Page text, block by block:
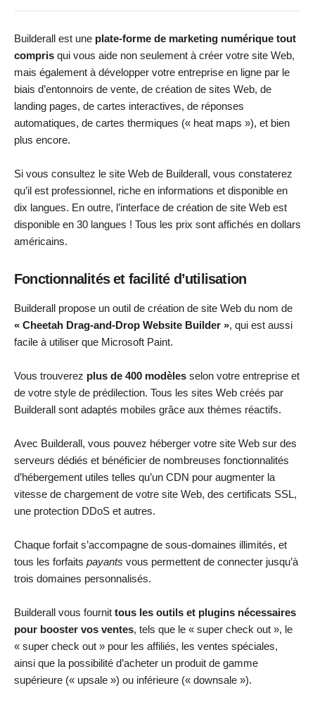
Builderall est une plate-forme de marketing numérique tout
compris qui vous aide non seulement à créer votre site Web,
mais également à développer votre entreprise en ligne par le
biais d’entonnoirs de vente, de création de sites Web, de
landing pages, de cartes interactives, de réponses
automatiques, de cartes thermiques (« heat maps »), et bien
plus encore.
Si vous consultez le site Web de Builderall, vous constaterez
qu’il est professionnel, riche en informations et disponible en
dix langues. En outre, l’interface de création de site Web est
disponible en 30 langues ! Tous les prix sont affichés en dollars
américains.
Fonctionnalités et facilité d’utilisation
Builderall propose un outil de création de site Web du nom de
« Cheetah Drag-and-Drop Website Builder », qui est aussi
facile à utiliser que Microsoft Paint.
Vous trouverez plus de 400 modèles selon votre entreprise et
de votre style de prédilection. Tous les sites Web créés par
Builderall sont adaptés mobiles grâce aux thèmes réactifs.
Avec Builderall, vous pouvez héberger votre site Web sur des
serveurs dédiés et bénéficier de nombreuses fonctionnalités
d’hébergement utiles telles qu’un CDN pour augmenter la
vitesse de chargement de votre site Web, des certificats SSL,
une protection DDoS et autres.
Chaque forfait s’accompagne de sous-domaines illimités, et
tous les forfaits payants vous permettent de connecter jusqu’à
trois domaines personnalisés.
Builderall vous fournit tous les outils et plugins nécessaires
pour booster vos ventes, tels que le « super check out », le
« super check out » pour les affiliés, les ventes spéciales,
ainsi que la possibilité d’acheter un produit de gamme
supérieure (« upsale ») ou inférieure (« downsale »).